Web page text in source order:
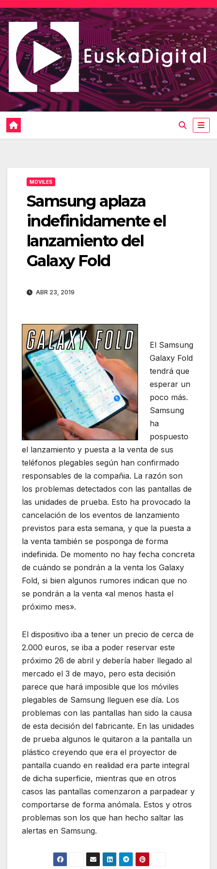
Saltar
al
contenido
MOVILES
Samsung aplaza
indefinidamente el
lanzamiento del
Galaxy Fold
ABR 23, 2019
El Samsung
Galaxy Fold
tendrá que
esperar un
poco más.
Samsung
ha
pospuesto
el lanzamiento y puesta a la venta de sus
teléfonos plegables según han confirmado
responsables de la compañia. La razón son
los problemas detectados con las pantallas de
las unidades de prueba. Esto ha provocado la
cancelación de los eventos de lanzamiento
previstos para esta semana, y que la puesta a
la venta también se posponga de forma
indefinida. De momento no hay fecha concreta
de cuándo se pondrán a la venta los Galaxy
Fold, si bien algunos rumores indican que no
se pondrán a la venta «al menos hasta el
próximo mes».
El dispositivo iba a tener un precio de cerca de
2.000 euros, se iba a poder reservar este
próximo 26 de abril y debería haber llegado al
mercado el 3 de mayo, pero esta decisión
parece que hará imposible que los móviles
plegables de Samsung lleguen ese día. Los
problemas con las pantallas han sido la causa
de esta decisión del fabricante. En las unidades
de prueba algunos le quitaron a la pantalla un
plástico creyendo que era el proyector de
pantalla cuando en realidad era parte integral
de dicha superficie, mientras que en otros
casos las pantallas comenzaron a parpadear y
comportarse de forma anómala. Estos y otros
problemas son los que han hecho saltar las
alertas en Samsung.